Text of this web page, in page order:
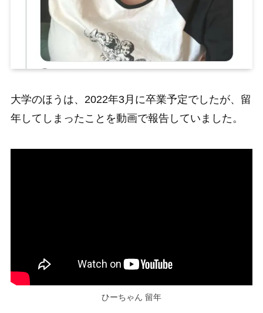
大学のほうは、2022年3月に卒業予定でしたが、留
年してしまったことを動画で報告していました。
ひーちゃん 留年